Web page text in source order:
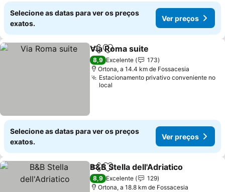
Selecione as datas para ver os preços
exatos.
Ver preços
PartilharAdicionar aos favoritos
Via Roma suite
8,9 Excelente
173
Ortona, a 14.4 km de Fossacesia
Estacionamento privativo conveniente no
local
Selecione as datas para ver os preços
exatos.
Ver preços
PartilharAdicionar aos favoritos
B&B Stella dell'Adriatico
8,9 Excelente
129
Ortona, a 18.8 km de Fossacesia